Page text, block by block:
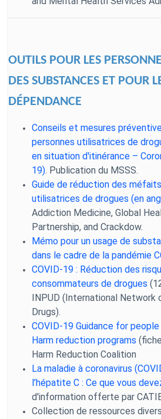
OUTILS POUR LES
DES SUBSTANCES ET POUR
DÉPENDANCE
Conseils et mesures
personnes utilisatrices de
en situation d'itinérance –
19). Publication du MSSS.
Guide de réduction des
utilisatrices de drogues (en
Addiction Medicine, Global
Partnership, and Crackdow.
Mémo pour un usage de
dans le cadre de la pandémie
COVID-19 : Réduction des
consommateurs de drogues
INPUD (International Network
Drugs).
COVID-19 Guidance for
Harm reduction programs
Harm Reduction Coalition
La maladie à coronavirus
l’hépatite C : Ce que vous
d'information offerte par
Collection de ressources